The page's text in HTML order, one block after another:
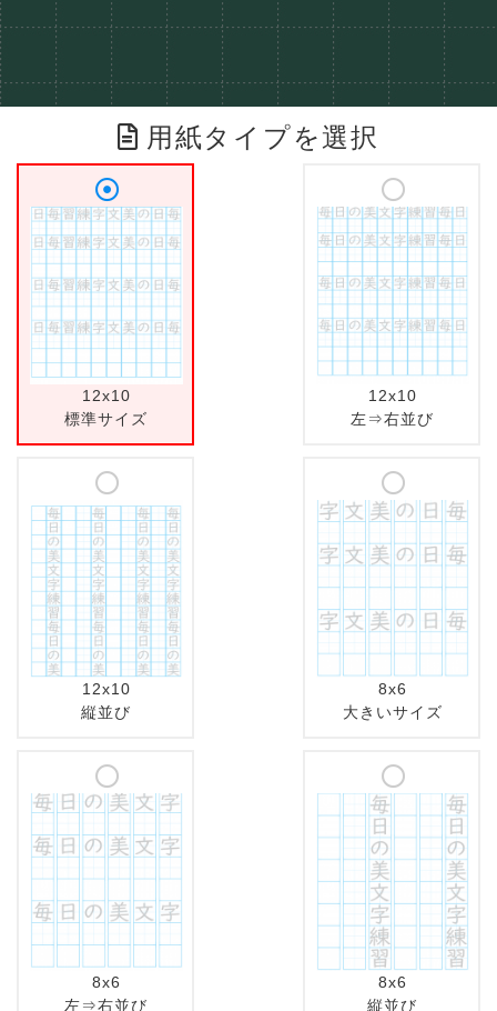
用紙タイプを選択
12x10
標準サイズ
12x10
左⇒右並び
12x10
縦並び
8x6
大きいサイズ
8x6
左⇒右並び
8x6
縦並び